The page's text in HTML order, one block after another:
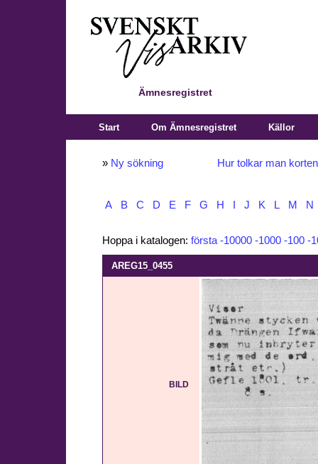
Ämnesregistret
Start Om Ämnesregistret Källor
» Ny sökning Hur tolkar man
A B C D E F G H J K L M N
Hoppa i katalogen: första -10000 -1000 -100 -
AREG15_0455
BILD